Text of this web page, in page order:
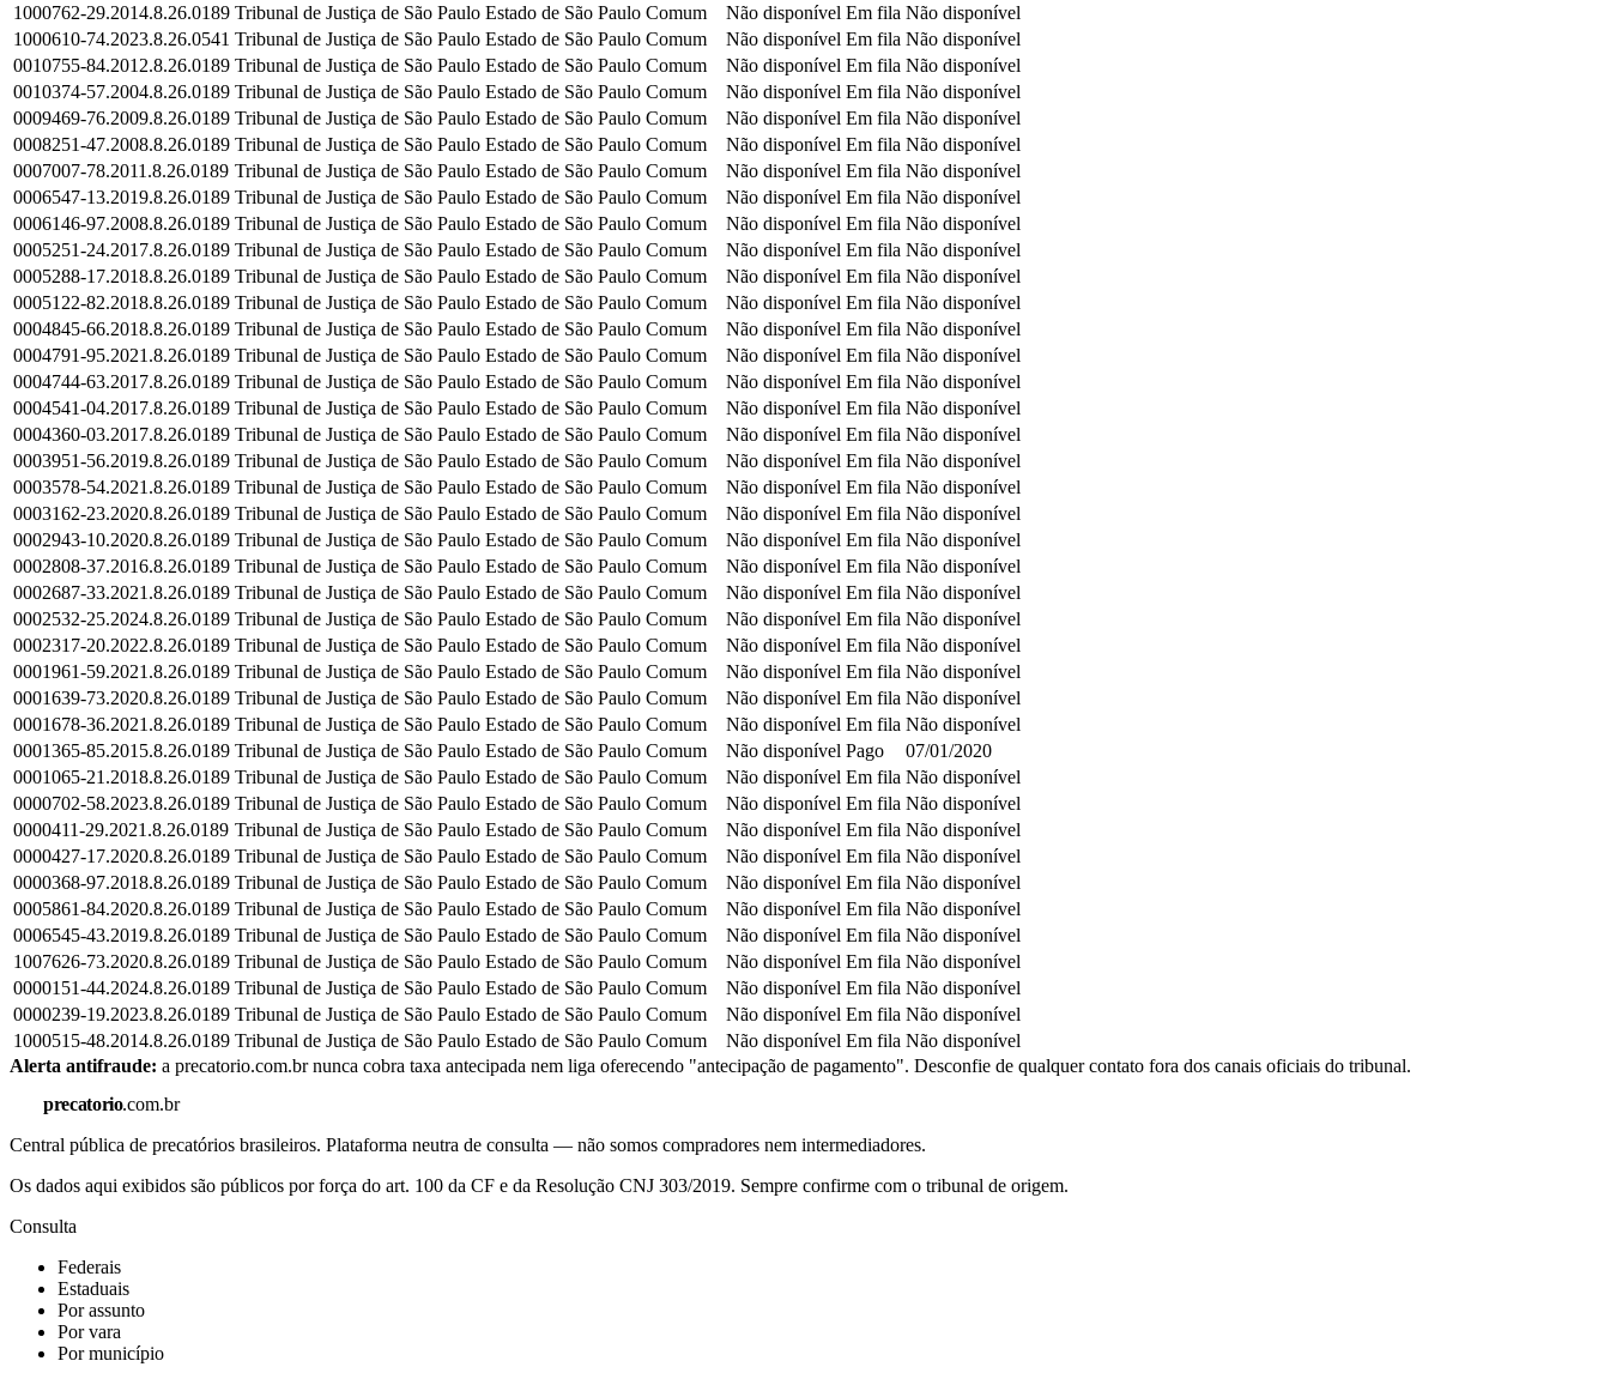
1000762-29.2014.8.26.0189 Tribunal de Justiça de São Paulo Estado de São Paulo Comum Não disponível Em fila Não disponível
1000610-74.2023.8.26.0541 Tribunal de Justiça de São Paulo Estado de São Paulo Comum Não disponível Em fila Não disponível
0010755-84.2012.8.26.0189 Tribunal de Justiça de São Paulo Estado de São Paulo Comum Não disponível Em fila Não disponível
0010374-57.2004.8.26.0189 Tribunal de Justiça de São Paulo Estado de São Paulo Comum Não disponível Em fila Não disponível
0009469-76.2009.8.26.0189 Tribunal de Justiça de São Paulo Estado de São Paulo Comum Não disponível Em fila Não disponível
0008251-47.2008.8.26.0189 Tribunal de Justiça de São Paulo Estado de São Paulo Comum Não disponível Em fila Não disponível
0007007-78.2011.8.26.0189 Tribunal de Justiça de São Paulo Estado de São Paulo Comum Não disponível Em fila Não disponível
0006547-13.2019.8.26.0189 Tribunal de Justiça de São Paulo Estado de São Paulo Comum Não disponível Em fila Não disponível
0006146-97.2008.8.26.0189 Tribunal de Justiça de São Paulo Estado de São Paulo Comum Não disponível Em fila Não disponível
0005251-24.2017.8.26.0189 Tribunal de Justiça de São Paulo Estado de São Paulo Comum Não disponível Em fila Não disponível
0005288-17.2018.8.26.0189 Tribunal de Justiça de São Paulo Estado de São Paulo Comum Não disponível Em fila Não disponível
0005122-82.2018.8.26.0189 Tribunal de Justiça de São Paulo Estado de São Paulo Comum Não disponível Em fila Não disponível
0004845-66.2018.8.26.0189 Tribunal de Justiça de São Paulo Estado de São Paulo Comum Não disponível Em fila Não disponível
0004791-95.2021.8.26.0189 Tribunal de Justiça de São Paulo Estado de São Paulo Comum Não disponível Em fila Não disponível
0004744-63.2017.8.26.0189 Tribunal de Justiça de São Paulo Estado de São Paulo Comum Não disponível Em fila Não disponível
0004541-04.2017.8.26.0189 Tribunal de Justiça de São Paulo Estado de São Paulo Comum Não disponível Em fila Não disponível
0004360-03.2017.8.26.0189 Tribunal de Justiça de São Paulo Estado de São Paulo Comum Não disponível Em fila Não disponível
0003951-56.2019.8.26.0189 Tribunal de Justiça de São Paulo Estado de São Paulo Comum Não disponível Em fila Não disponível
0003578-54.2021.8.26.0189 Tribunal de Justiça de São Paulo Estado de São Paulo Comum Não disponível Em fila Não disponível
0003162-23.2020.8.26.0189 Tribunal de Justiça de São Paulo Estado de São Paulo Comum Não disponível Em fila Não disponível
0002943-10.2020.8.26.0189 Tribunal de Justiça de São Paulo Estado de São Paulo Comum Não disponível Em fila Não disponível
0002808-37.2016.8.26.0189 Tribunal de Justiça de São Paulo Estado de São Paulo Comum Não disponível Em fila Não disponível
0002687-33.2021.8.26.0189 Tribunal de Justiça de São Paulo Estado de São Paulo Comum Não disponível Em fila Não disponível
0002532-25.2024.8.26.0189 Tribunal de Justiça de São Paulo Estado de São Paulo Comum Não disponível Em fila Não disponível
0002317-20.2022.8.26.0189 Tribunal de Justiça de São Paulo Estado de São Paulo Comum Não disponível Em fila Não disponível
0001961-59.2021.8.26.0189 Tribunal de Justiça de São Paulo Estado de São Paulo Comum Não disponível Em fila Não disponível
0001639-73.2020.8.26.0189 Tribunal de Justiça de São Paulo Estado de São Paulo Comum Não disponível Em fila Não disponível
0001678-36.2021.8.26.0189 Tribunal de Justiça de São Paulo Estado de São Paulo Comum Não disponível Em fila Não disponível
0001365-85.2015.8.26.0189 Tribunal de Justiça de São Paulo Estado de São Paulo Comum Não disponível Pago
07/01/2020
0001065-21.2018.8.26.0189 Tribunal de Justiça de São Paulo Estado de São Paulo Comum Não disponível Em fila Não disponível
0000702-58.2023.8.26.0189 Tribunal de Justiça de São Paulo Estado de São Paulo Comum Não disponível Em fila Não disponível
0000411-29.2021.8.26.0189 Tribunal de Justiça de São Paulo Estado de São Paulo Comum Não disponível Em fila Não disponível
0000427-17.2020.8.26.0189 Tribunal de Justiça de São Paulo Estado de São Paulo Comum Não disponível Em fila Não disponível
0000368-97.2018.8.26.0189 Tribunal de Justiça de São Paulo Estado de São Paulo Comum Não disponível Em fila Não disponível
0005861-84.2020.8.26.0189 Tribunal de Justiça de São Paulo Estado de São Paulo Comum Não disponível Em fila Não disponível
0006545-43.2019.8.26.0189 Tribunal de Justiça de São Paulo Estado de São Paulo Comum Não disponível Em fila Não disponível
1007626-73.2020.8.26.0189 Tribunal de Justiça de São Paulo Estado de São Paulo Comum Não disponível Em fila Não disponível
0000151-44.2024.8.26.0189 Tribunal de Justiça de São Paulo Estado de São Paulo Comum Não disponível Em fila Não disponível
0000239-19.2023.8.26.0189 Tribunal de Justiça de São Paulo Estado de São Paulo Comum Não disponível Em fila Não disponível
1000515-48.2014.8.26.0189 Tribunal de Justiça de São Paulo Estado de São Paulo Comum Não disponível Em fila Não disponível
Alerta antifraude: a precatorio.com.br nunca cobra taxa antecipada nem liga oferecendo "antecipação de pagamento". Desconfie de qualquer contato fora dos canais oficiais do tribunal.
precatorio.com.br
Central pública de precatórios brasileiros. Plataforma neutra de consulta — não somos compradores nem intermediadores.
Os dados aqui exibidos são públicos por força do art. 100 da CF e da Resolução CNJ 303/2019. Sempre confirme com o tribunal de origem.
Consulta
Federais
Estaduais
Por assunto
Por vara
Por município